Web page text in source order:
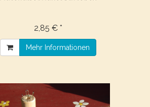
2,85 € *
Mehr Informationen